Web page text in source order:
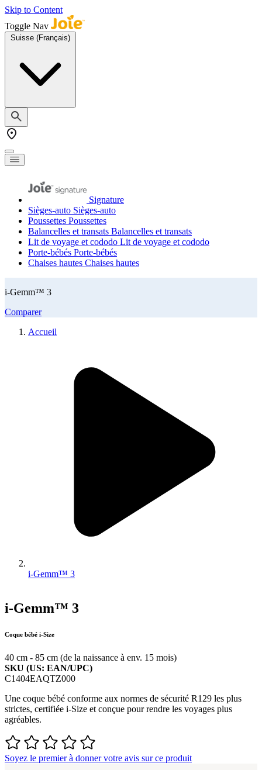
Skip to Content
Toggle Nav
Suisse (Français)
Signature
Sièges-auto Sièges-auto
Poussettes Poussettes
Balancelles et transats Balancelles et transats
Lit de voyage et cododo Lit de voyage et cododo
Porte-bébés Porte-bébés
Chaises hautes Chaises hautes
i-Gemm™ 3
Comparer
Accueil
i-Gemm™ 3
i-Gemm™ 3
Coque bébé i-Size
40 cm - 85 cm (de la naissance à env. 15 mois)
SKU (US: EAN/UPC)
C1404EAQTZ000
Une coque bébé conforme aux normes de sécurité R129 les plus
strictes, certifiée i-Size et conçue pour rendre les voyages plus
agréables.
Soyez le premier à donner votre avis sur ce produit